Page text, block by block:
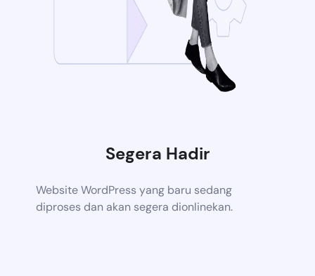
Segera Hadir
Website WordPress yang baru sedang
diproses dan akan segera dionlinekan.